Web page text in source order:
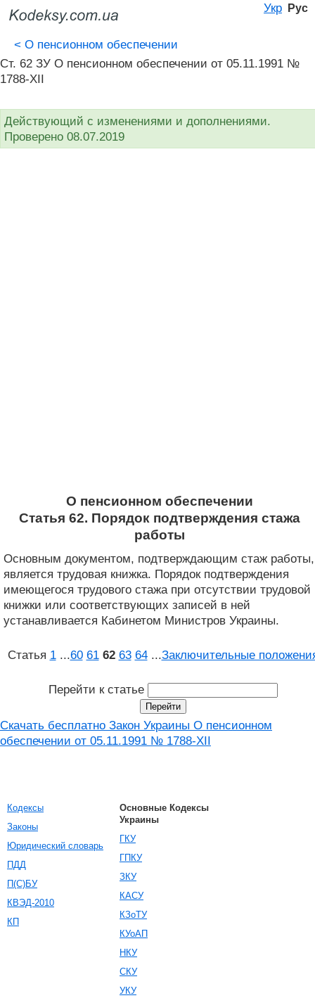
Укр Рус
< О пенсионном обеспечении
Ст. 62 ЗУ О пенсионном обеспечении от 05.11.1991 №
1788-XII
Действующий с изменениями и дополнениями.
Проверено 08.07.2019
О пенсионном обеспечении
Статья 62. Порядок подтверждения стажа
работы
Основным документом, подтверждающим стаж работы,
является трудовая книжка. Порядок подтверждения
имеющегося трудового стажа при отсутствии трудовой
книжки или соответствующих записей в ней
устанавливается Кабинетом Министров Украины.
Статья 1 ...60 61 62 63 64 ...Заключительные
Перейти к статье
Скачать бесплатно Закон Украины О пенсионном
обеспечении от 05.11.1991 № 1788-XII
Кодексы
Законы
Юридический словарь
ПДД
П(С)БУ
КВЭД-2010
КП
Основные Кодексы
Украины
ГКУ
ГПКУ
ЗКУ
КАСУ
КЗоТУ
КУоАП
НКУ
СКУ
УКУ